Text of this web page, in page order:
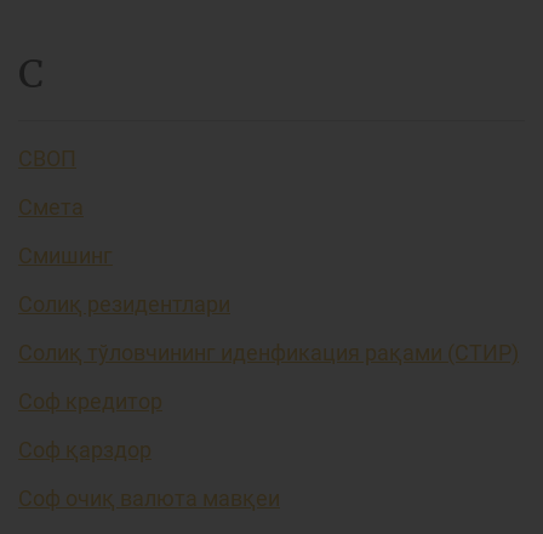
С
СВОП
Смета
Смишинг
Солиқ резидентлари
Солиқ тўловчининг иденфикация рақами (СТИР)
Соф кредитор
Соф қарздор
Соф очиқ валюта мавқеи